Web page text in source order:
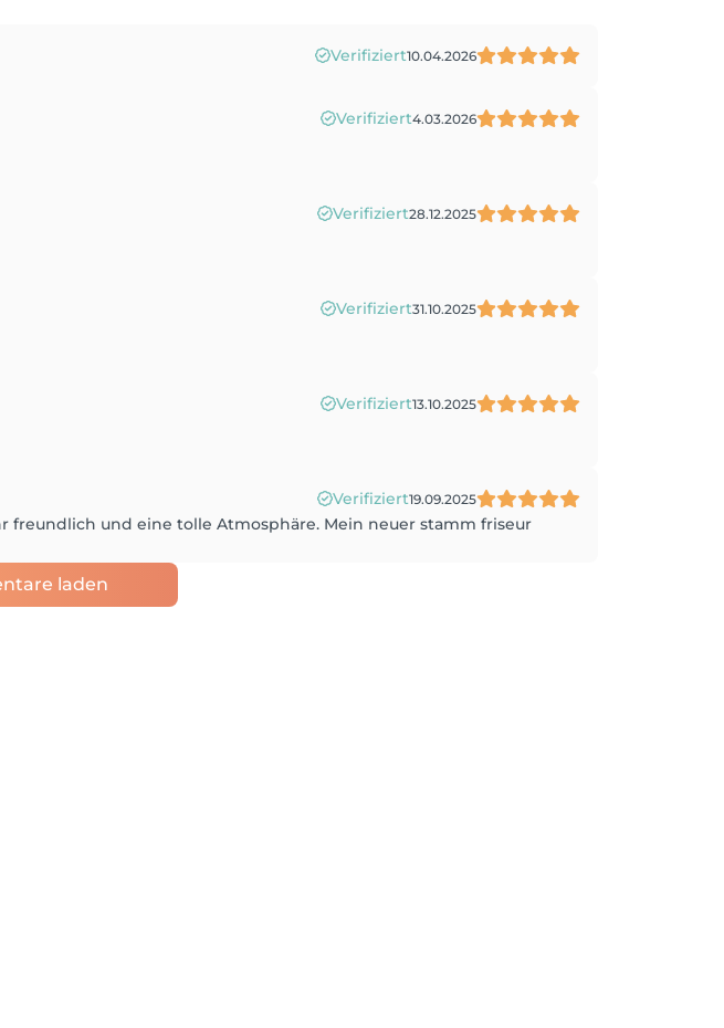
Verifiziert10.04.2026
Verifiziert4.03.2026
Verifiziert28.12.2025
Verifiziert31.10.2025
Verifiziert13.10.2025
Verifiziert19.09.2025
freundlich und eine tolle Atmosphäre. Mein neuer stamm friseur
laden